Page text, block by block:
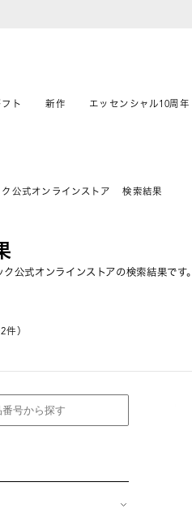
フト 新作 エッセンシャル10周年
ク公式オンラインストア 検索結果
ク公式オンラインストアの検索結果です。
件）